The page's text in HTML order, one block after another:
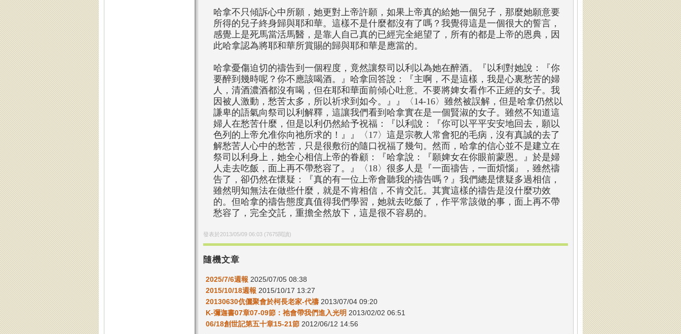
哈拿不只傾訴心中所願，她更對上帝許願，如果上帝真的給她一個兒子，那麼她願意要
所得的兒子終身歸與耶和華。這樣不是什麼都沒有了嗎？我覺得這是一個很大的誓言，
感覺上是死馬當活馬醫，是靠人自己真的已經完全絕望了，所有的都是上帝的恩典，因
此哈拿認為將耶和華所賞賜的歸與耶和華是應當的。
哈拿憂傷迫切的禱告到一個程度，竟然讓祭司以利以為她在醉酒。『以利對她說：『你
要醉到幾時呢？你不應該喝酒。』哈拿回答說：『主啊，不是這樣，我是心裏愁苦的婦
人，清酒濃酒都沒有喝，但在耶和華面前傾心吐意。不要將婢女看作不正經的女子。我
因被人激動，愁苦太多，所以祈求到如今。』』〈14-16〉雖然被誤解，但是哈拿仍然以
謙卑的語氣向祭司以利解釋，這讓我們看到哈拿實在是一個賢淑的女子。雖然不知道這
婦人在愁苦什麼，但是以利仍然給予祝福：『以利說：『你可以平平安安地回去，願以
色列的上帝允准你向祂所求的！』』〈17〉這是宗教人常會犯的毛病，沒有真誠的去了
解愁苦人心中的愁苦，只是很敷衍的隨口祝福了幾句。然而，哈拿的信心並不是建立在
祭司以利身上，她全心相信上帝的眷顧：『哈拿說：『願婢女在你眼前蒙恩。』於是婦
人走去吃飯，面上再不帶愁容了。』〈18〉很多人是『一面禱告，一面煩惱』，雖然禱
告了，卻仍然在懷疑：『真的有一位上帝會聽我的禱告嗎？』我們總是懷疑多過相信，
雖然明知無法在做些什麼，就是不肯相信，不肯交託。其實這樣的禱告是沒什麼功效
的。但哈拿的禱告態度真值得我們學習，她就去吃飯了，作平常該做的事，面上再不帶
愁容了，完全交託，重擔全然放下，這是很不容易的。
發表於2013/05/09 06:03(7675閱讀)
隨機文章
2025/7/6週報 2025/07/05 08:38
2015/10/18週報 2015/10/17 13:27
20130630伉儷聚會於柯長老家-代禱2013/07/04 09:20
K-彌迦書07章07-09節：祂會帶我們進入光明 2013/02/02 06:51
06/18創世記第五十章15-21節2012/06/12 14:56